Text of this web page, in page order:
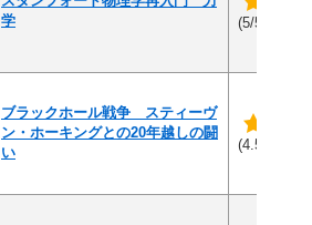
学
(5/5)
ブラックホール戦争 スティーヴ
ン・ホーキングとの20年越しの闘
い
(4.5/5)